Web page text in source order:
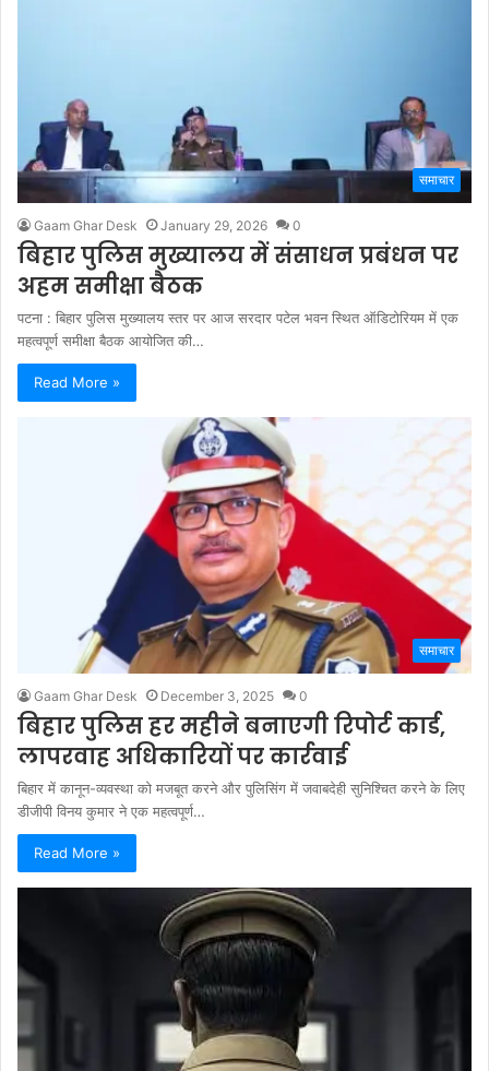
समाचार
Gaam Ghar Desk January 29, 2026 0
बिहार पुलिस मुख्यालय में संसाधन प्रबंधन पर
अहम समीक्षा बैठक
पटना : बिहार पुलिस मुख्यालय स्तर पर आज सरदार पटेल भवन स्थित ऑडिटोरियम में एक
महत्वपूर्ण समीक्षा बैठक आयोजित की…
Read More »
समाचार
Gaam Ghar Desk December 3, 2025 0
बिहार पुलिस हर महीने बनाएगी रिपोर्ट कार्ड,
लापरवाह अधिकारियों पर कार्रवाई
बिहार में कानून-व्यवस्था को मजबूत करने और पुलिसिंग में जवाबदेही सुनिश्चित करने के लिए
डीजीपी विनय कुमार ने एक महत्वपूर्ण…
Read More »